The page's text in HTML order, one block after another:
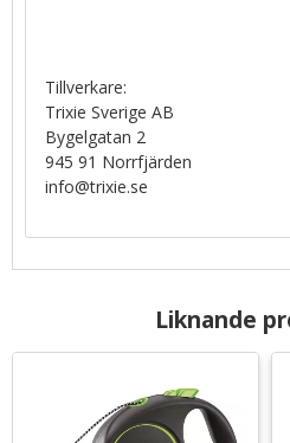
Tillverkare:
Trixie Sverige AB
Bygelgatan 2
945 91 Norrfjärden
info@trixie.se
Liknande